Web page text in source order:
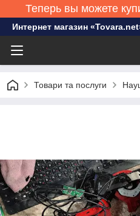
Теперь вы можете
Интернет магазин
Товари та послуги